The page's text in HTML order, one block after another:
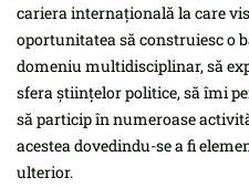
cariera internațională la care
oportunitatea să construiesc o
domeniu multidisciplinar, să
sfera științelor politice, să îmi
să particip în numeroase
acestea dovedindu-se a fi
ulterior.